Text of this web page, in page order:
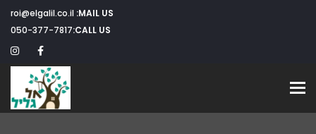
MAIL US:
CALL US:
050-377-7817
Toggle navigation